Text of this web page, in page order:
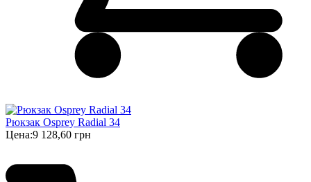
Рюкзак Osprey Radial 34
Цена:9 128,60 грн